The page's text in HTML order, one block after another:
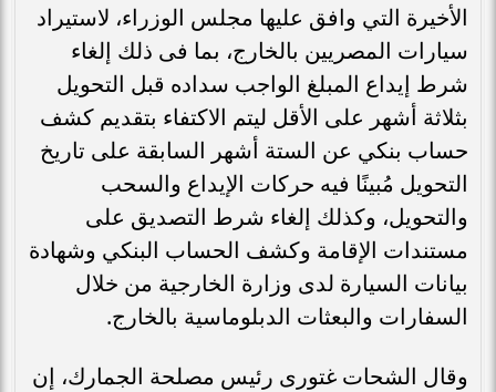
الأخيرة التي وافق عليها مجلس الوزراء، لاستيراد
سيارات المصريين بالخارج، بما فى ذلك إلغاء
شرط إيداع المبلغ الواجب سداده قبل التحويل
بثلاثة أشهر على الأقل ليتم الاكتفاء بتقديم كشف
حساب بنكي عن الستة أشهر السابقة على تاريخ
التحويل مُبينًا فيه حركات الإيداع والسحب
والتحويل، وكذلك إلغاء شرط التصديق على
مستندات الإقامة وكشف الحساب البنكي وشهادة
بيانات السيارة لدى وزارة الخارجية من خلال
السفارات والبعثات الدبلوماسية بالخارج.
وقال الشحات غتورى رئيس مصلحة الجمارك، إن